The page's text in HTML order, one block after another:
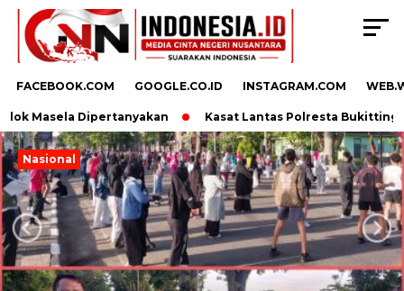
FACEBOOK.COM GOOGLE.CO.ID INSTAGRAM.COM
Masela Dipertanyakan Kasat Lantas Polresta Bukittinggi
Nasional
Previous Next